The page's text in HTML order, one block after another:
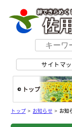
サイトマ
トップ> お知らせ>お知